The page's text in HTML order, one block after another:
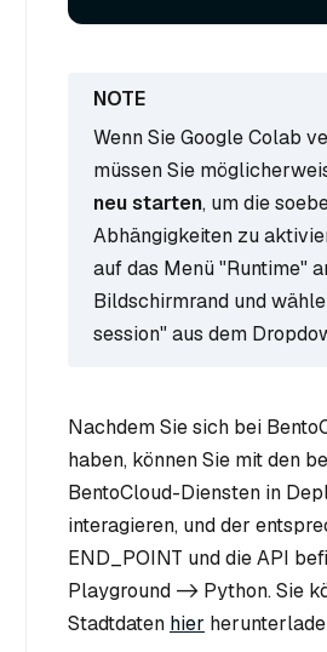
Wenn Sie Google Colab
müssen Sie
neu starten, um die
Abhängigkeiten zu
auf das Menü "Runtime"
Bildschirmrand und
session" aus dem
Nachdem Sie sich bei
haben, können Sie mit den
BentoCloud-Diensten in
interagieren, und der
END_POINT und die API
Playground -> Python. Sie
Stadtdaten hier